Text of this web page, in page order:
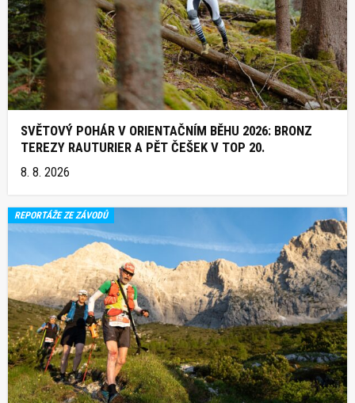
SVĚTOVÝ POHÁR V ORIENTAČNÍM BĚHU 2026: BRONZ
TEREZY RAUTURIER A PĚT ČEŠEK V TOP 20.
8. 8. 2026
REPORTÁŽE ZE ZÁVODŮ